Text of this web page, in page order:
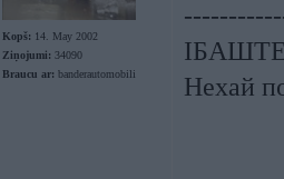
Kopš: 14. May 2002
Ziņojumi: 34090
Braucu ar: banderautomobili
Нехай